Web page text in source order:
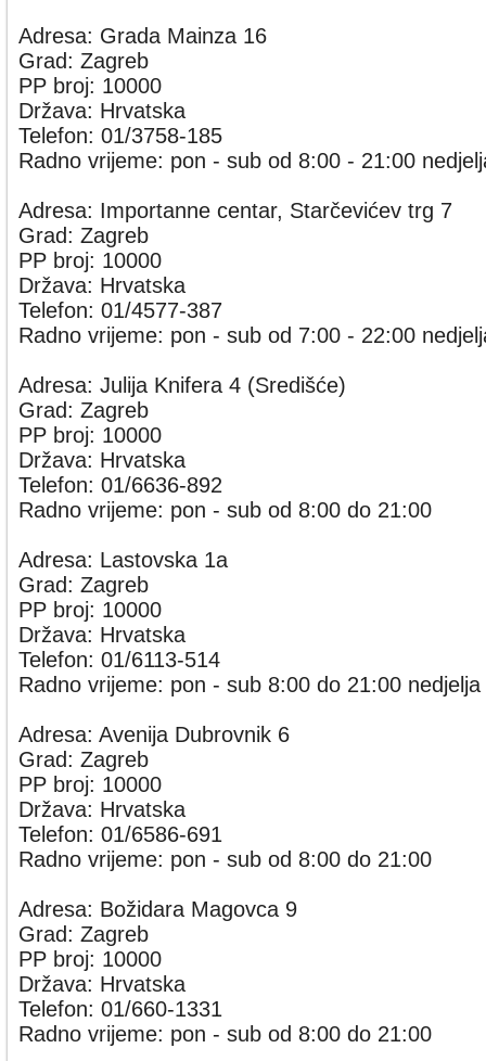
Adresa: Grada Mainza 16
Grad: Zagreb
PP broj: 10000
Država: Hrvatska
Telefon: 01/3758-185
Radno vrijeme: pon - sub od 8:00 - 21:00
Adresa: Importanne centar, Starčevićev trg 7
Grad: Zagreb
PP broj: 10000
Država: Hrvatska
Telefon: 01/4577-387
Radno vrijeme: pon - sub od 7:00 - 22:00
Adresa: Julija Knifera 4 (Središće)
Grad: Zagreb
PP broj: 10000
Država: Hrvatska
Telefon: 01/6636-892
Radno vrijeme: pon - sub od 8:00 do 21:00
Adresa: Lastovska 1a
Grad: Zagreb
PP broj: 10000
Država: Hrvatska
Telefon: 01/6113-514
Radno vrijeme: pon - sub 8:00 do 21:00
Adresa: Avenija Dubrovnik 6
Grad: Zagreb
PP broj: 10000
Država: Hrvatska
Telefon: 01/6586-691
Radno vrijeme: pon - sub od 8:00 do 21:00
Adresa: Božidara Magovca 9
Grad: Zagreb
PP broj: 10000
Država: Hrvatska
Telefon: 01/660-1331
Radno vrijeme: pon - sub od 8:00 do 21:00